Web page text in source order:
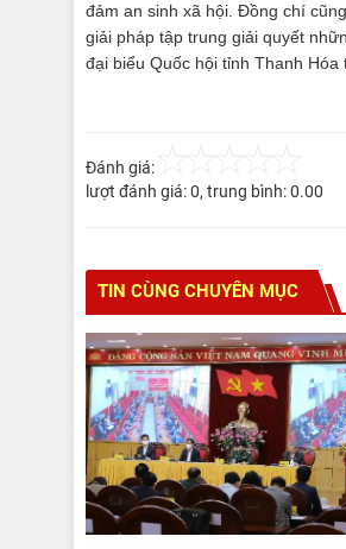
đảm an sinh xã hội. Đồng chí
giải pháp tập trung giải quyết
đại biểu Quốc hội tỉnh Thanh
Đánh giá:
lượt đánh giá:0, trung bình:0.00
TIN CÙNG CHUYÊN MỤC